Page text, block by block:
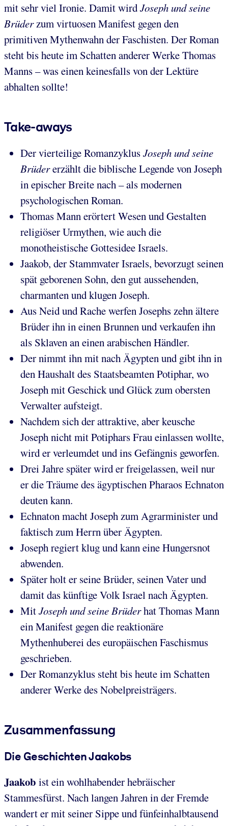
mit sehr viel Ironie. Damit wirdJoseph und seine
Brüderzum virtuosen Manifest gegen den
primitiven Mythenwahn der Faschisten. Der Roman
steht bis heute im Schatten anderer Werke Thomas
Manns – was einen keinesfalls von der Lektüre
abhalten sollte!
Take-aways
Der vierteilige RomanzyklusJoseph und seine
Brüdererzählt die biblische Legende von Joseph
in epischer Breite nach – als modernen
psychologischen Roman.
Thomas Mann erörtert Wesen und Gestalten
religiöser Urmythen, wie auch die
monotheistische Gottesidee Israels.
Jaakob, der Stammvater Israels, bevorzugt seinen
spät geborenen Sohn, den gut aussehenden,
charmanten und klugen Joseph.
Aus Neid und Rache werfen Josephs zehn ältere
Brüder ihn in einen Brunnen und verkaufen ihn
als Sklaven an einen arabischen Händler.
Der nimmt ihn mit nach Ägypten und gibt ihn in
den Haushalt des Staatsbeamten Potiphar, wo
Joseph mit Geschick und Glück zum obersten
Verwalter aufsteigt.
Nachdem sich der attraktive, aber keusche
Joseph nicht mit Potiphars Frau einlassen wollte,
wird er verleumdet und ins Gefängnis geworfen.
Drei Jahre später wird er freigelassen, weil nur
er die Träume des ägyptischen Pharaos Echnaton
deuten kann.
Echnaton macht Joseph zum Agrarminister und
faktisch zum Herrn über Ägypten.
Joseph regiert klug und kann eine Hungersnot
abwenden.
Später holt er seine Brüder, seinen Vater und
damit das künftige Volk Israel nach Ägypten.
MitJoseph und seine Brüderhat Thomas Mann
ein Manifest gegen die reaktionäre
Mythenhuberei des europäischen Faschismus
geschrieben.
Der Romanzyklus steht bis heute im Schatten
anderer Werke des Nobelpreisträgers.
Zusammenfassung
Die Geschichten Jaakobs
Jaakob ist ein wohlhabender hebräischer
Stammesfürst. Nach langen Jahren in der Fremde
wandert er mit seiner Sippe und fünfeinhalbtausend